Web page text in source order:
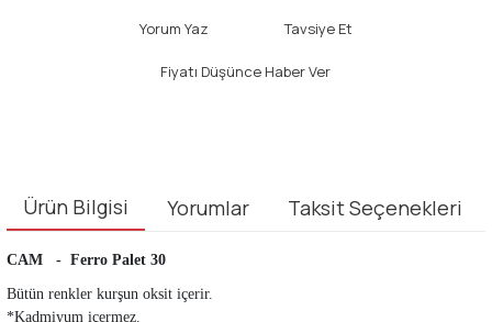
Yorum Yaz Tavsiye Et
Fiyatı Düşünce Haber Ver
Ürün Bilgisi Yorumlar Taksit Seçenekleri
CAM - Ferro Palet 30
Bütün renkler kurşun oksit içerir.
*Kadmiyum içermez.